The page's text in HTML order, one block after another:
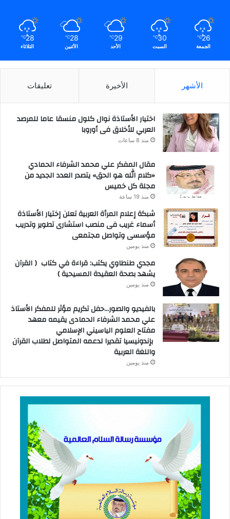
26
℃
الجمعة
30
℃
السبت
29
℃
الأحد
28
℃
الأثنين
28
℃
الثلاثاء
الأشهر الأخيرة تعليقات
اختيار الأستاذة نوال كلول منسقا عاما للمرصد
العربي للأخلاق فى أوروبا
منذ 8 ساعات
مقال المفكر علي محمد الشرفاء الحمادي
«كلام الله هو الحق» يتصدر العدد الجديد من
مجلة كل خميس
منذ 19 ساعة
شبكة إعلام المرأة العربية تعلن إختيار الأستاذة
أسماء غريب فى منصب استشارى تطوير وتدريب
مؤسسى وتواصل مجتمعى
منذ يومين
مجدي طنطاوي يكتب: قراءة في كتاب ( القرآن
يشهد بصحة العقيدة المسيحية )
منذ يومين
بالفيديو والصور…حفل تكريم مؤثر للمفكر الأستاذ
علي محمد الشرفاء الحمادى يقيمه معهد
مفتاح العلوم الياسيني الإسلامي
بإندونيسيا تقديرا لدعمه المتواصل لطلاب القرآن
واللغة العربية
منذ يومين